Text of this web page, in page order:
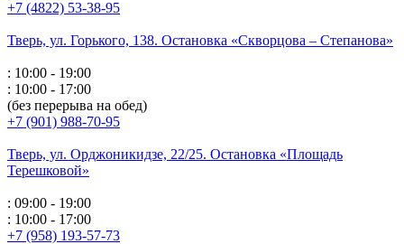
+7 (4822) 53-38-95
Тверь, ул. Горького, 138. Остановка «Скворцова – Степанова»
: 10:00 - 19:00
: 10:00 - 17:00
(без перерыва на обед)
+7 (901) 988-70-95
Тверь, ул. Орджоникидзе, 22/25. Остановка «Площадь
Терешковой»
: 09:00 - 19:00
: 10:00 - 17:00
+7 (958) 193-57-73